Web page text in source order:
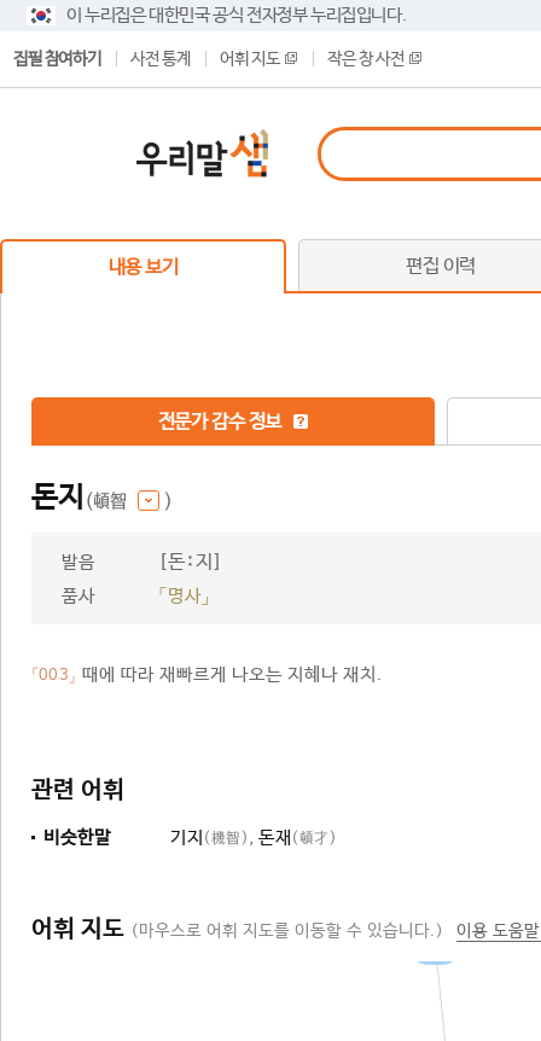
이 누리집은 대한민국 공식 전자정부 누리집입니다.
집필 참여하기 사전 통계 어휘 지도 작은 창 사전
내용 보기 편집 이력
전문가 감수 정보
돈지 (頓智 )
발음 [돈ː지]
품사 「명사」
「003」 때에 따라 재빠르게 나오는 지혜나 재치.
관련 어휘
비슷한말 기지 (機智) , 돈재 (頓才)
어휘 지도 (마우스로 어휘 지도를 이동할 수 있습니다.) 이용 도움